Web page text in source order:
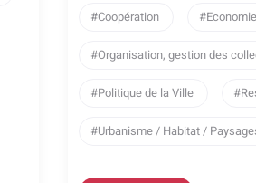
Coopération
Organisation, gestion des
Politique de la Ville
Urbanisme / Habitat /